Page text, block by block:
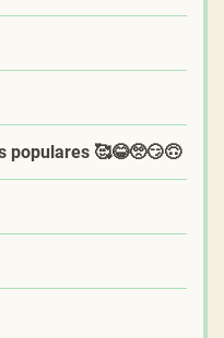
populares 🥰😂🥺😏🙃